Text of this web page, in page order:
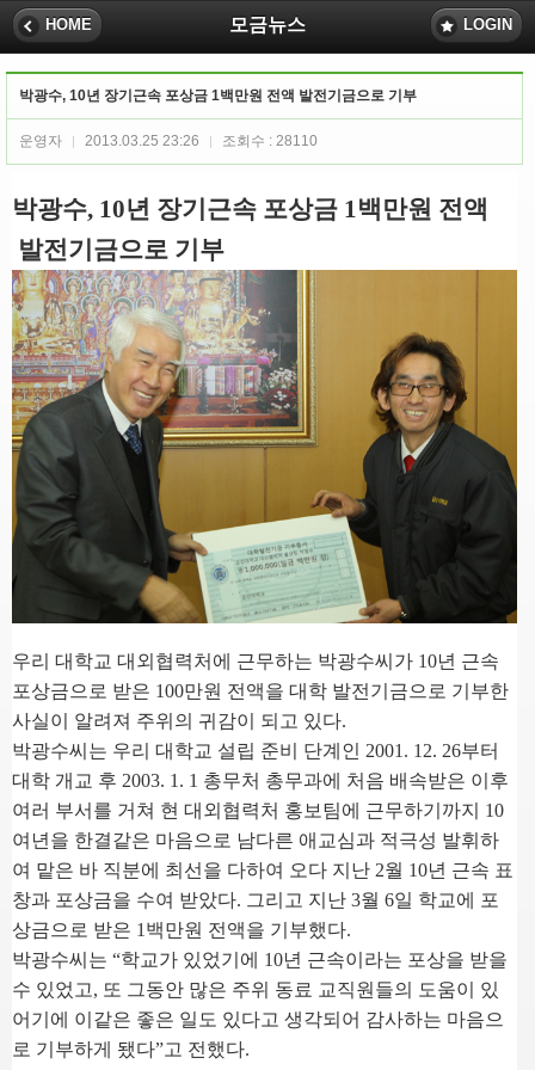
HOME 모금뉴스 LOGIN
박광수, 10년 장기근속 포상금 1백만원 전액 발전기금으로 기부
운영자 2013.03.25 23:26 조회수 : 28110
박광수, 10년 장기근속 포상금 1백만원 전액
발전기금으로 기부
우리 대학교 대외협력처에 근무하는 박광수씨가 10년 근속
포상금으로 받은 100만원 전액을 대학 발전기금으로 기부한
사실이 알려져 주위의 귀감이 되고 있다.
박광수씨는 우리 대학교 설립 준비 단계인 2001. 12. 26부터
대학 개교 후 2003. 1. 1 총무처 총무과에 처음 배속받은 이후
여러 부서를 거쳐 현 대외협력처 홍보팀에 근무하기까지 10
여년을 한결같은 마음으로 남다른 애교심과 적극성 발휘하
여 맡은 바 직분에 최선을 다하여 오다 지난 2월 10년 근속 표
창과 포상금을 수여 받았다. 그리고 지난 3월 6일 학교에 포
상금으로 받은 1백만원 전액을 기부했다.
박광수씨는 “학교가 있었기에 10년 근속이라는 포상을 받을
수 있었고, 또 그동안 많은 주위 동료 교직원들의 도움이 있
어기에 이같은 좋은 일도 있다고 생각되어 감사하는 마음으
로 기부하게 됐다”고 전했다.